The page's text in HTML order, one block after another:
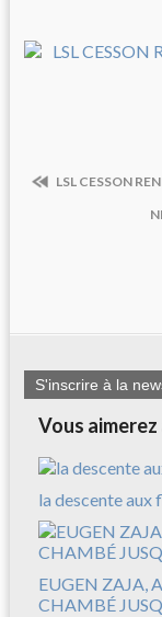
LSL CESSON
S'inscrire à la
Vous aimerez
la descente
EUGEN ZAJA,
CHAMBÉ